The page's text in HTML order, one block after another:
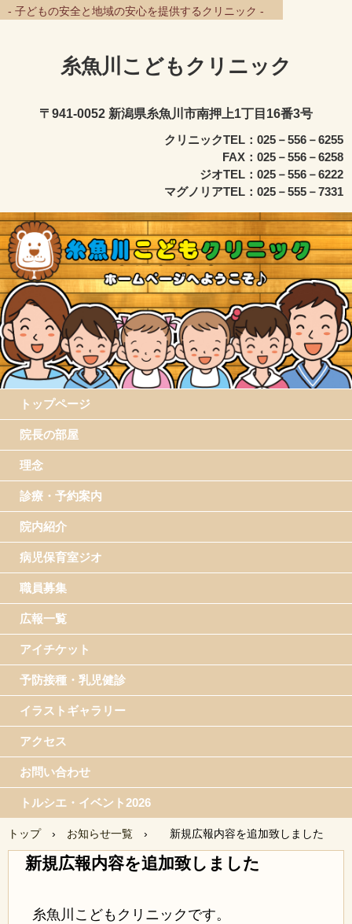
- 子どもの安全と地域の安心を提供するクリニック -
糸魚川こどもクリニック
〒941-0052 新潟県糸魚川市南押上1丁目16番3号
クリニックTEL：025－556－6255
FAX：025－556－6258
ジオTEL：025－556－6222
マグノリアTEL：025－555－7331
トップページ
院長の部屋
理念
診療・予約案内
院内紹介
病児保育室ジオ
職員募集
広報一覧
アイチケット
予防接種・乳児健診
イラストギャラリー
アクセス
お問い合わせ
トルシエ・イベント2026
トップ › お知らせ一覧 › 新規広報内容を追加致しました
新規広報内容を追加致しました
糸魚川こどもクリニックです。